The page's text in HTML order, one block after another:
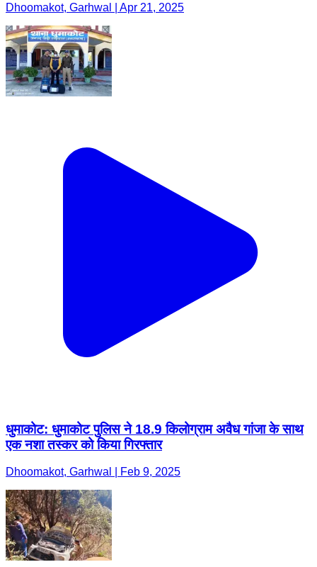
Dhoomakot, Garhwal | Apr 21, 2025
धुमाकोट: धुमाकोट पुलिस ने 18.9 किलोग्राम अवैध गांजा के साथ
एक नशा तस्कर को किया गिरफ्तार
Dhoomakot, Garhwal | Feb 9, 2025